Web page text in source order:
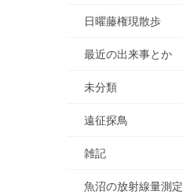
日曜藤権現散歩
最近の出来事とか
未分類
遠征探鳥
雑記
魚沼の放射線量測定